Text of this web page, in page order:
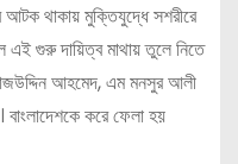
আটক থাকায় মুক্তিযুদ্ধে সশরীরে
এই গুরু দায়িত্ব মাথায় তুলে নিতে
আহমেদ, এম মনসুর আলী
করে ফেলা হয়